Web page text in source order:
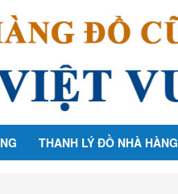
THANH LÝ ĐỒ NHÀ HÀNG